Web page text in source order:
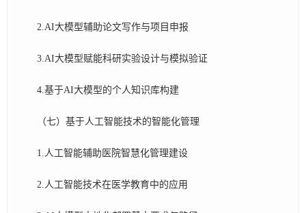
2.AI大模型辅助论文写作与项目申报
3.AI大模型赋能科研实验设计与模拟验证
4.基于AI大模型的个人知识库构建
（七）基于人工智能技术的智能化管理
1.人工智能辅助医院智慧化管理建设
2.人工智能技术在医学教育中的应用